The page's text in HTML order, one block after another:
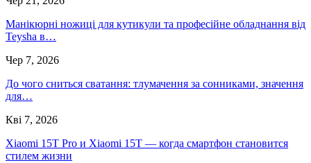
Манікюрні ножиці для кутикули та професійне обладнання від
Teysha в…
Чер 7, 2026
До чого сниться сватання: тлумачення за сонниками, значення
для…
Кві 7, 2026
Xiaomi 15T Pro и Xiaomi 15T — когда смартфон становится
стилем жизни